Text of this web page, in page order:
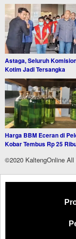
Astaga, Seluruh
Kotim Jadi Tersangka
Harga BBM Eceran di
Kobar Tembus Rp 25
©2020 KaltengOnline